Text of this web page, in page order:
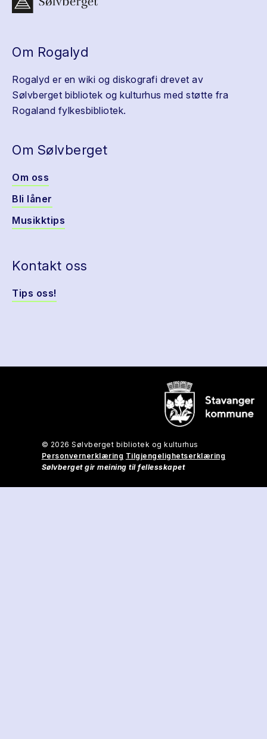
Om Rogalyd
Rogalyd er en wiki og diskografi drevet av
Sølvberget bibliotek og kulturhus med støtte fra
Rogaland fylkesbibliotek.
Om Sølvberget
Om oss
Bli låner
Musikktips
Kontakt oss
Tips oss!
© 2026 Sølvberget bibliotek og kulturhus
Personvernerklæring Tilgjengelighetserklæring
Sølvberget gir meining til fellesskapet